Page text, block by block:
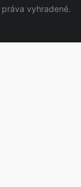
vyhradené.